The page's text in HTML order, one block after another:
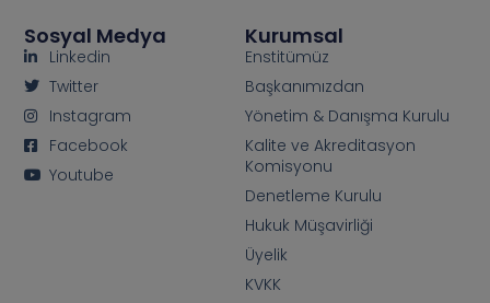
Kurumsal
Enstitümüz
Başkanımızdan
Yönetim & Danışma Kurulu
Kalite ve Akreditasyon
Komisyonu
Denetleme Kurulu
Hukuk Müşavirliği
Üyelik
KVKK
Sosyal Medya
Linkedin
Twitter
Instagram
Facebook
Youtube